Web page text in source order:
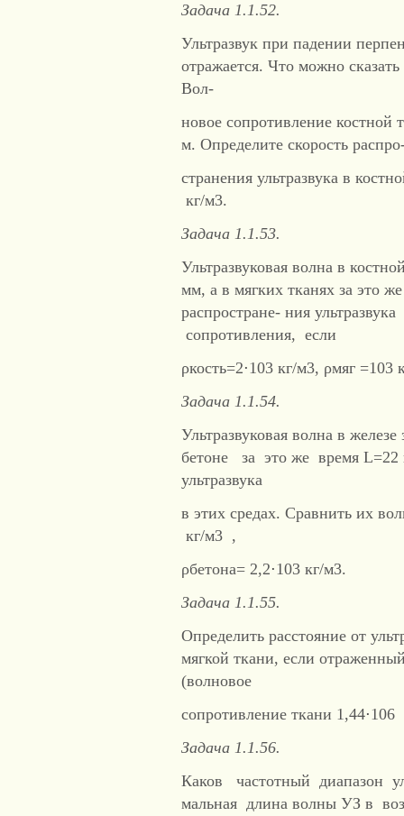
Задача 1.1.52.
Ультразвук при падении
отражается. Что можно
Вол-
новое сопротивление костной
м. Определите скорость
странения ультразвука в
кг/м3.
Задача 1.1.53.
Ультразвуковая волна в
мм, а в мягких тканях за это
распростране- ния
сопротивления, если
ρкость=2⋅103 кг/м3, ρмяг =103
Задача 1.1.54.
Ультразвуковая волна в
бетоне за это же время L=22
ультразвука
в этих средах. Сравнить их
кг/м3 ,
ρбетона= 2,2⋅103 кг/м3.
Задача 1.1.55.
Определить расстояние от
мягкой ткани, если
(волновое
сопротивление ткани
Задача 1.1.56.
Каков частотный диапазон
мальная длина волны УЗ в